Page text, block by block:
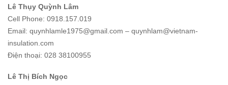
Lê Thụy Quỳnh Lâm
Cell Phone: 0918.157.019
Email: quynhlamle1975@gmail.com – quynhlam@vietnam-
insulation.com
Điện thoại: 028 38100955
Lê Thị Bích Ngọc